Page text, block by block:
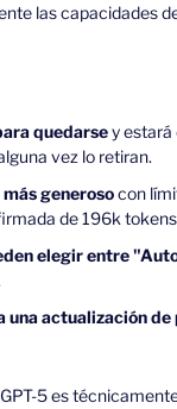
las capacidades
quedarse y estará
vez lo retiran.
generoso con
de 196k
elegir entre
una actualización de
GPT-5 es